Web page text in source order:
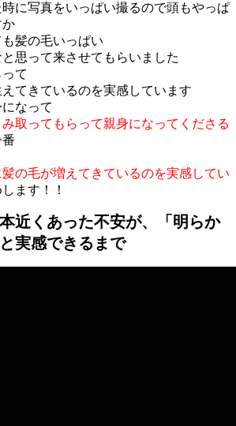
に写真をいっぱい撮るので頭もやっぱ
か
髪の毛いっぱい
思って来させてもらいました
て
てきているのを実感しています
なって
取ってもらって親身になってくださる
の毛が増えてきているのを実感してい
ます！！
近くあった不安が、「明らか
実感できるまで